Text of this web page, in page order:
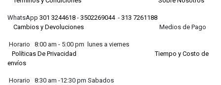
WhatsApp 301 3244618 - 3502269044- 313 7261188
Cambios y Devoluciones Medios de Pago
Horario 8:00 am - 5:00 pm lunes a viernes
Políticas De Privacidad
Tiempo y Costo de
envíos
Horario 8:30 am -12:30 pm Sabados